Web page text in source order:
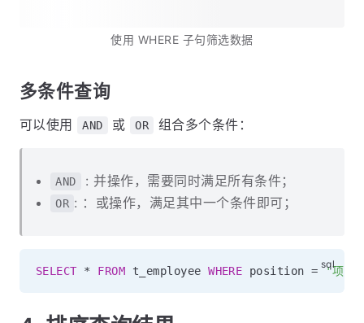
使用 WHERE 子句筛选数据
多条件查询
可以使用 AND 或 OR 组合多个条件：
AND : 并操作，需要同时满足所有条件；
OR : ：或操作，满足其中一个条件即可；
SELECT * FROM t_employee WHERE position = '项目